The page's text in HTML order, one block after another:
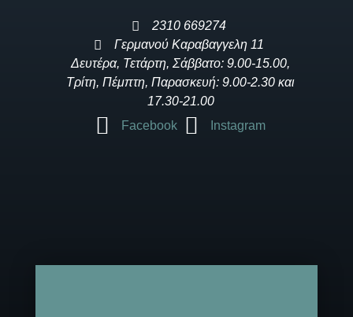
2310 669274
Γερμανού Καραβαγγελη 11
Δευτέρα, Τετάρτη, Σάββατο: 9.00-15.00,
Τρίτη, Πέμπτη, Παρασκευή: 9.00-2.30 και
17.30-21.00
Facebook
Instagram